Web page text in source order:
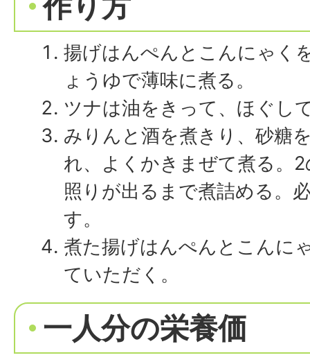
揚げはんぺんとこんにゃく
ょうゆで薄味に煮る。
ツナは油をきって、ほぐし
みりんと酒を煮きり、砂糖
れ、よくかきまぜて煮る。
照りが出るまで煮詰める。
す。
煮た揚げはんぺんとこんに
ていただく。
一人分の栄養価